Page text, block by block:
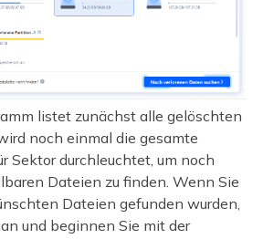
listet zunächst alle gelöschten
noch einmal die gesamte
Sektor durchleuchtet, um noch
Dateien zu finden. Wenn Sie
Dateien gefunden wurden,
und beginnen Sie mit der